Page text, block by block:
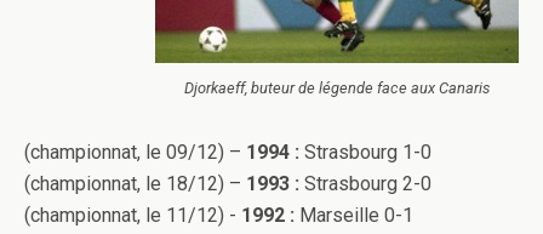
Djorkaeff, buteur de légende face aux Canaris
(championnat, le 09/12) – 1994 : Strasbourg 1-0
(championnat, le 18/12) – 1993 : Strasbourg 2-0
(championnat, le 11/12) - 1992 : Marseille 0-1